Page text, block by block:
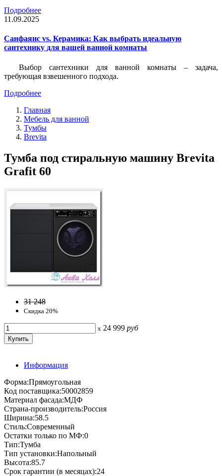
Подробнее
11.09.2025
Санфаянс vs. Керамика: Как выбрать идеальную
сантехнику для вашей ванной комнаты
Выбор сантехники для ванной комнаты – задача,
требующая взвешенного подхода.
Подробнее
Главная
Мебель для ванной
Тумбы
Brevita
Тумба под стиральную машину Brevita
Grafit 60
31 248
Скидка 20%
x 24 999 руб
Информация
Форма:Прямоугольная
Код поставщика:50002859
Материал фасада:МДФ
Страна-производитель:Россия
Ширина:58.5
Стиль:Современный
Остатки только по МФ:0
Тип:Тумба
Тип установки:Напольный
Высота:85.7
Срок гарантии (в месяцах):24